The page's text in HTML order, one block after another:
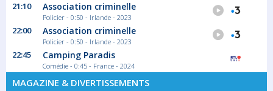
21:10 Association criminelle
Policier - 0:50 - Irlande - 2023
22:00 Association criminelle
Policier - 0:50 - Irlande - 2023
22:45 Camping Paradis
Comédie - 0:45 - France - 2024
MAGAZINE & DIVERTISSEMENTS